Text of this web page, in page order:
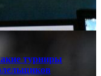
турниры